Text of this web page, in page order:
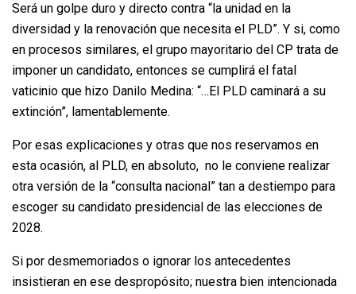
Será un golpe duro y directo contra “la unidad en la
diversidad y la renovación que necesita el PLD”. Y si, como
en procesos similares, el grupo mayoritario del CP trata de
imponer un candidato, entonces se cumplirá el fatal
vaticinio que hizo Danilo Medina: “…El PLD caminará a su
extinción”, lamentablemente.
Por esas explicaciones y otras que nos reservamos en
esta ocasión, al PLD, en absoluto, no le conviene realizar
otra versión de la “consulta nacional” tan a destiempo para
escoger su candidato presidencial de las elecciones de
2028.
Si por desmemoriados o ignorar los antecedentes
insistieran en ese despropósito; nuestra bien intencionada